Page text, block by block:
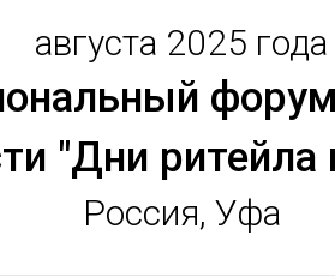
августа 2025 года
"Дни ритейла
Россия, Уфа